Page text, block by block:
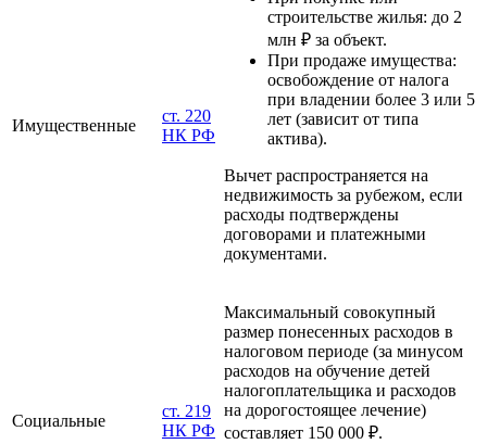
Имущественные
ст. 220
НК РФ
строительстве жилья: до 2
млн ₽ за объект.
При продаже имущества:
освобождение от налога
при владении более 3 или 5
лет (зависит от типа
актива).
Вычет распространяется на
недвижимость за рубежом, если
расходы подтверждены
договорами и платежными
документами.
Социальные
ст. 219
НК РФ
Максимальный совокупный
размер понесенных расходов в
налоговом периоде (за минусом
расходов на обучение детей
налогоплательщика и расходов
на дорогостоящее лечение)
составляет 150 000 ₽.